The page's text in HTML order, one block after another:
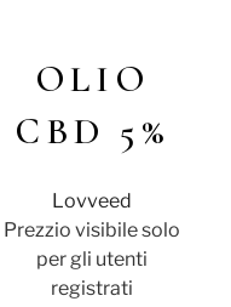
OLIO
CBD 5%
Lovveed
Prezzio visibile solo
per gli utenti
registrati